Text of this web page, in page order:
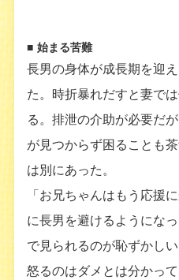
■ 始まる苦難
長男の身体が成長期を迎
た。時折暴れだすと妻で
る。排泄の介助が必要だ
が見つからず困ることも
は別にあった。
「お兄ちゃんはもう応援
に長男を避けるようにな
で見られるのが恥ずかし
怒るのはダメとは分かっ